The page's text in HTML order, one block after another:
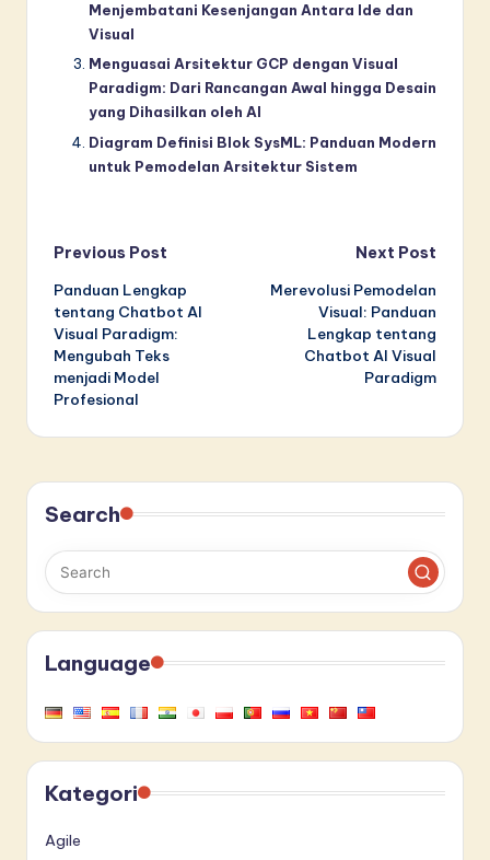
Menjembatani Kesenjangan Antara Ide dan
Visual
Menguasai Arsitektur GCP dengan Visual
Paradigm: Dari Rancangan Awal hingga Desain
yang Dihasilkan oleh AI
Diagram Definisi Blok SysML: Panduan Modern
untuk Pemodelan Arsitektur Sistem
Post
navigation
Previous Post
Panduan Lengkap
tentang Chatbot AI
Visual Paradigm:
Mengubah Teks
menjadi Model
Profesional
Next Post
Merevolusi Pemodelan
Visual: Panduan
Lengkap tentang
Chatbot AI Visual
Paradigm
Search
Language
Kategori
Agile